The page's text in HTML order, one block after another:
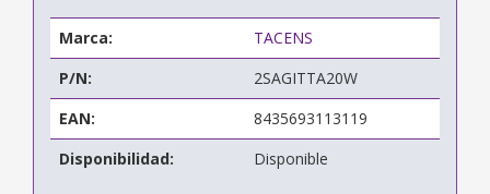
Marca:
TACENS
P/N:
2SAGITTA20W
EAN:
8435693113119
Disponibilidad:
Disponible